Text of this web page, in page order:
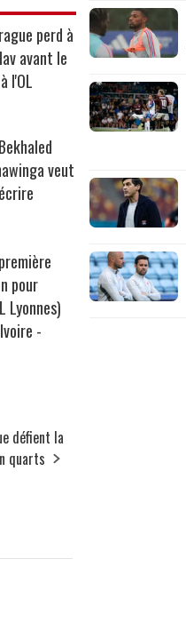
perd à
avant le
l'OL
veut
pour
Lyonnes)
-
défient la
quarts